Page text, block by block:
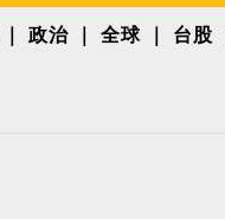
政治 全球 台股